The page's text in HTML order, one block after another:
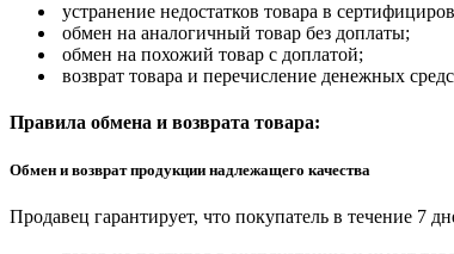
устранение недостатков товара в
обмен на аналогичный товар без доплаты;
обмен на похожий товар с доплатой;
возврат товара и перечисление денежных
Правила обмена и возврата товара:
Обмен и возврат продукции надлежащего качества
Продавец гарантирует, что покупатель в течение 7